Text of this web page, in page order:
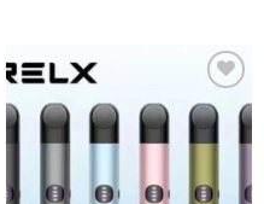
Add to
wishlist